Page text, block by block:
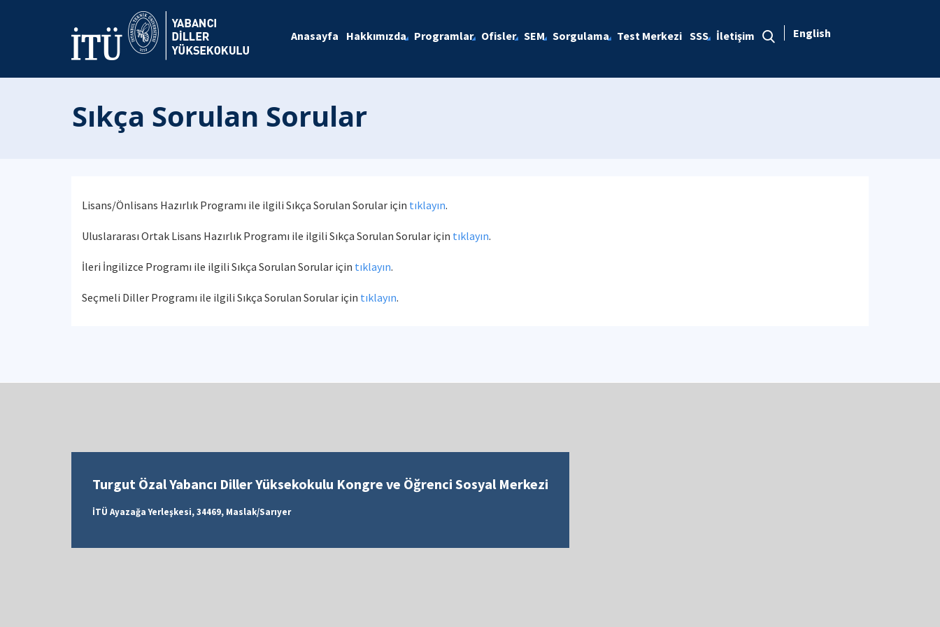
Anasayfa Hakkımızda Programlar Ofisler SEM Sorgulama Test Merkezi SSS İletişim English
Sıkça Sorulan Sorular
Lisans/Önlisans Hazırlık Programı ile ilgili Sıkça Sorulan Sorular için tıklayın.
Uluslararası Ortak Lisans Hazırlık Programı ile ilgili Sıkça Sorulan Sorular için tıklayın.
İleri İngilizce Programı ile ilgili Sıkça Sorulan Sorular için tıklayın.
Seçmeli Diller Programı ile ilgili Sıkça Sorulan Sorular için tıklayın.
Turgut Özal Yabancı Diller Yüksekokulu Kongre ve Öğrenci Sosyal Merkezi
İTÜ Ayazağa Yerleşkesi, 34469, Maslak/Sarıyer